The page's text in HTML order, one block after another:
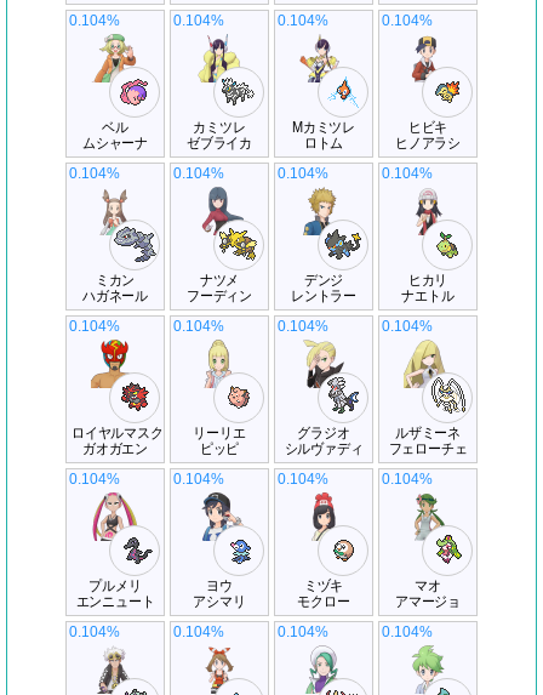
ベル
ムシャーナ
0.104%
カミツレ
ゼブライカ
0.104%
Mカミツレ
ロトム
0.104%
ヒビキ
ヒノアラシ
0.104%
ミカン
ハガネール
0.104%
ナツメ
フーディン
0.104%
デンジ
レントラー
0.104%
ヒカリ
ナエトル
0.104%
ロイヤルマスク
ガオガエン
0.104%
リーリエ
ピッピ
0.104%
グラジオ
シルヴァディ
0.104%
ルザミーネ
フェローチェ
0.104%
プルメリ
エンニュート
0.104%
ヨウ
アシマリ
0.104%
ミヅキ
モクロー
0.104%
マオ
アマージョ
0.104%
0.104% 0.104% 0.104% 0.104%